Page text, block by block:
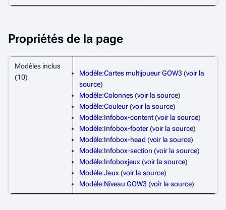
Propriétés de la page
Modèles inclus
(10)
Modèle:Cartes multijoueur GOW3(voir la
source)
Modèle:Colonnes(voir la source)
Modèle:Couleur(voir la source)
Modèle:Infobox-content(voir la source)
Modèle:Infobox-footer(voir la source)
Modèle:Infobox-head (voir la source)
Modèle:Infobox-section (voir la source)
Modèle:Infoboxjeux (voir la source)
Modèle:Jeux (voir la source)
Modèle:Niveau GOW3(voir la source)